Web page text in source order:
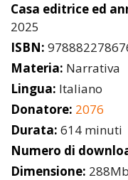
Casa editrice ed
2025
ISBN:
Materia: Narrativa
Lingua: Italiano
Donatore: 2076
Durata: 614 minuti
Numero di
Dimensione: 288Mb